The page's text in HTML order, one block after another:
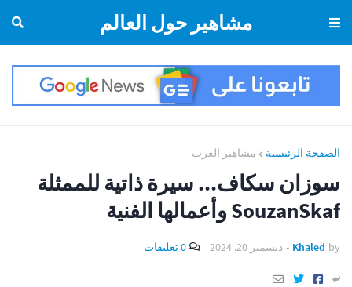
مشاهير حول العالم
الصفحة الرئيسية مشاهير العرب
سوزان سكاف... سيرة ذاتية للممثلة
SouzanSkaf وأعمالها الفنية
by
Khaled
- ديسمبر 20, 2024 0 تعليقات